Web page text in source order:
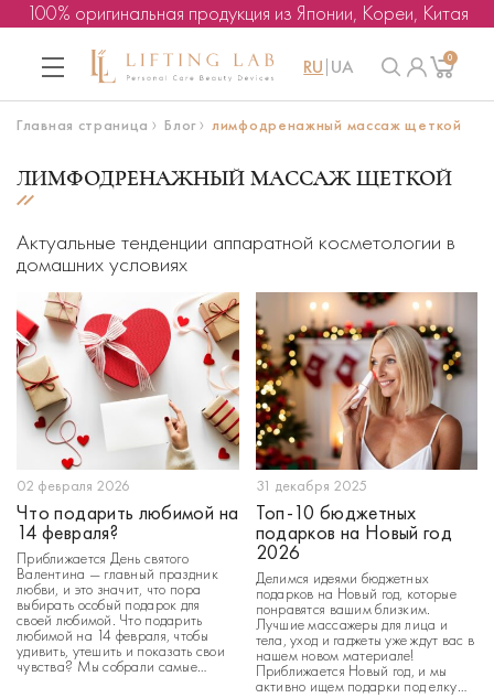
100% оригинальная продукция из Японии, Кореи, Китая
RU UA 0
Главная страница Блог лимфодренажный массаж щеткой
ЛИМФОДРЕНАЖНЫЙ МАССАЖ ЩЕТКОЙ
Актуальные тенденции аппаратной косметологии в
домашних условиях
02 февраля 2026
Что подарить любимой на
14 февраля?
Приближается День святого
Валентина — главный праздник
любви, и это значит, что пора
выбирать особый подарок для
своей любимой. Что подарить
любимой на 14 февраля, чтобы
удивить, утешить и показать свои
чувства? Мы собрали самые
31 декабря 2025
Топ-10 бюджетных
подарков на Новый год
2026
Делимся идеями бюджетных
подарков на Новый год, которые
понравятся вашим близким.
Лучшие массажеры для лица и
тела, уход и гаджеты уже ждут вас в
нашем новом материале!
Приближается Новый год, и мы
активно ищем подарки под елку